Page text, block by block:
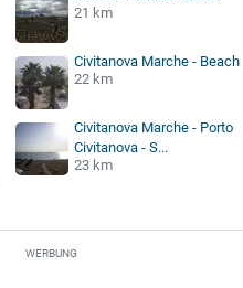
21 km
Civitanova Marche - Beach
22 km
Civitanova Marche - Porto
Civitanova - S...
23 km
WERBUNG